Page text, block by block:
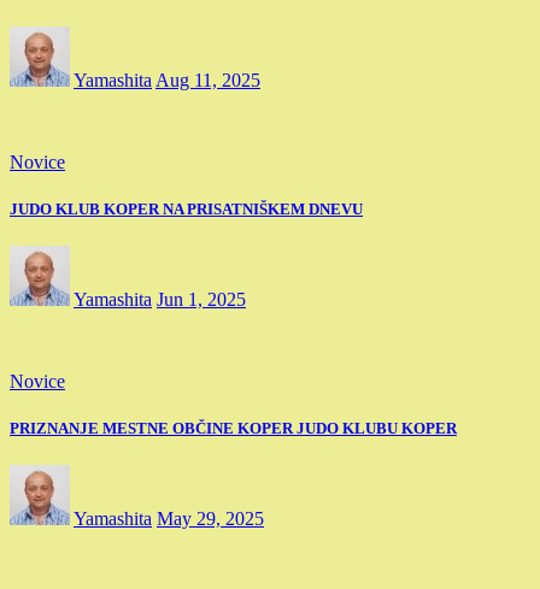
Yamashita Aug 11, 2025
Novice
JUDO KLUB KOPER NA PRISATNIŠKEM DNEVU
Yamashita Jun 1, 2025
Novice
PRIZNANJE MESTNE OBČINE KOPER JUDO KLUBU KOPER
Yamashita May 29, 2025